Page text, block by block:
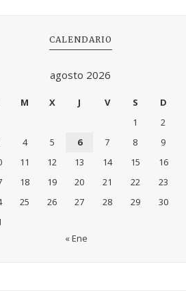
CALENDARIO
agosto 2026
M X J V S
D
1
2
4 5 6 7 8
9
11 12 13 14 15
16
18 19 20 21 22
23
25 26 27 28 29
30
« Ene